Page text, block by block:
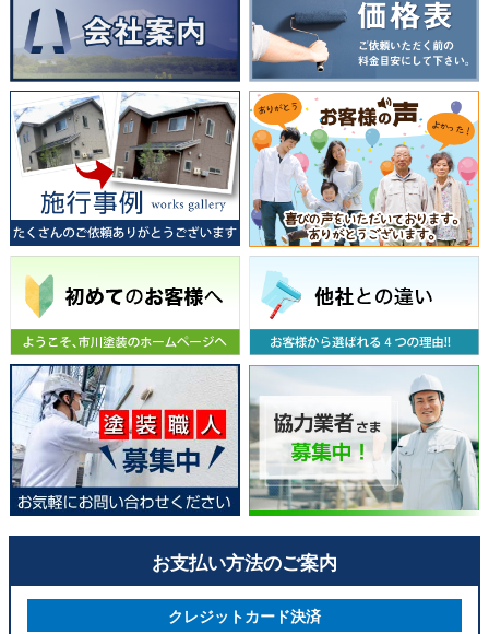
お支払い方法のご案内
クレジットカード決済